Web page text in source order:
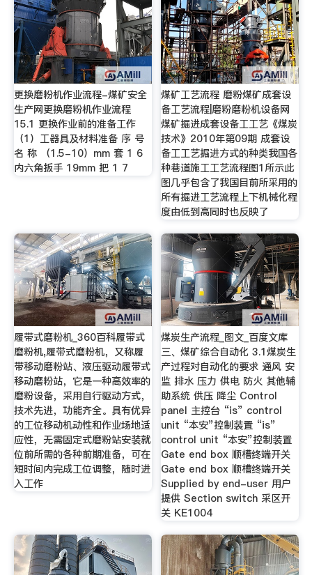
更换磨粉机作业流程-煤矿安全
生产网更换磨粉机作业流程
15.1 更换作业前的准备工作
（1）工器具及材料准备 序 号
名 称 （1.5-10）mm 套 1 6
内六角扳手 19mm 把 1 7
煤矿工艺流程 磨粉煤矿成套设
备工艺流程|磨粉磨粉机设备网
煤矿掘进成套设备工工艺《煤炭
技术》2010年第09期 成套设
备工工艺掘进方式的种类我国各
种巷道施工工艺流程图1所示此
图几乎包含了我国目前所采用的
所有掘进工艺流程上下机械化程
度由低到高同时也反映了
履带式磨粉机_360百科履带式
磨粉机,履带式磨粉机，又称履
带移动磨粉站、液压驱动履带式
移动磨粉站，它是一种高效率的
磨粉设备，采用自行驱动方式，
技术先进，功能齐全。具有优异
的工位移动机动性和作业场地适
应性，无需固定式磨粉站安装就
位前所需的各种前期准备，可在
短时间内完成工位调整，随时进
入工作
煤炭生产流程_图文_百度文库
三、煤矿综合自动化 3.1煤炭生
产过程对自动化的要求 通风 安
监 排水 压力 供电 防火 其他辅
助系统 供压 降尘 Control
panel 主控台 “is” control
unit “本安”控制装置 “is”
control unit “本安”控制装置
Gate end box 顺槽终端开关
Gate end box 顺槽终端开关
Supplied by end-user 用户
提供 Section switch 采区开
关 KE1004